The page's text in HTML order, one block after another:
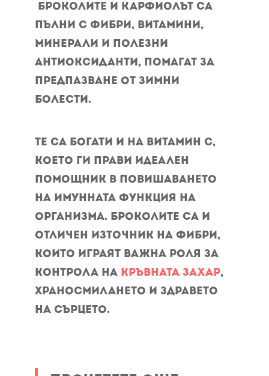
Броколите и карфиолът са
пълни с фибри, витамини,
минерали и полезни
антиоксиданти, помагат за
предпазване от зимни
болести.
Те са богати и на витамин С,
което ги прави идеален
помощник в повишаването
на имунната функция на
организма. Броколите са и
отличен източник на фибри,
които играят важна роля за
контрола на кръвната захар,
храносмилането и здравето
на сърцето.